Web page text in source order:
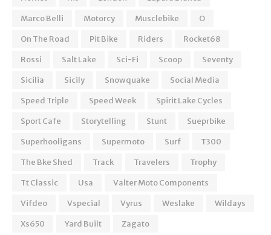
Marco Belli
Motorcy Musclebike
O
On The Road
Pit Bike Riders
Rocket68
Rossi
Salt Lake Sci-Fi Scoop
Seventy
Sicilia
Sicily Snowquake
Social Media
Speed Triple
Speed Week
Spirit Lake Cycles
Sport Cafe
Storytelling Stunt
Sueprbike
Superhooligans
Supermoto Surf
T300
The Bke Shed
Track Travelers
Trophy
Tt Classic
Usa
Valter Moto Components
Vifdeo
Vspecial Vyrus Weslake
Wildays
Xs650
Yard Built Zagato